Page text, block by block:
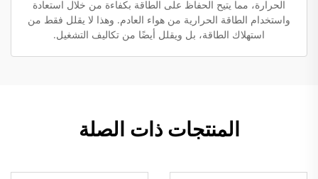
الحرارة، مما يتيح الحفاظ على الطاقة بكفاءة من خلال استعادة
واستخدام الطاقة الحرارية من هواء العادم. وهذا لا يقلل فقط من
استهلاك الطاقة، بل ويقلل أيضًا من تكاليف التشغيل.
المنتجات ذات الصلة